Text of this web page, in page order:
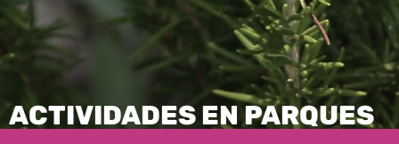
ACTIVIDADES EN PARQUES